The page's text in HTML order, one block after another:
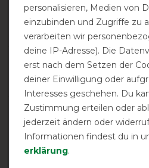
Product
5
Product
5/5
product
personalisieren, Medien von
einzubinden und Zugriffe zu
verarbeiten wir
deine IP-Adresse). Die
erst nach dem Setzen der
deiner Einwilligung oder
Interesses geschehen. Du
Zustimmung erteilen oder
jederzeit ändern oder
Informationen findest du in
erklärung.